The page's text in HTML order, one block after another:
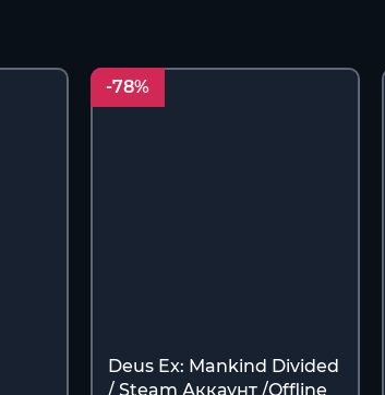
-78%
Deus Ex: Mankind Divided
/ Steam Аккаунт /Offline